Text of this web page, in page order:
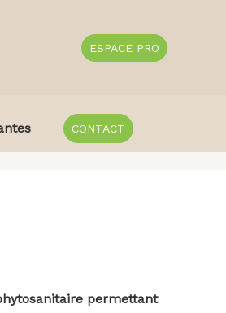
ESPACE PRO
CONTACT
permettant